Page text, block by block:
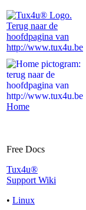
Home
Free Docs
Tux4u®
Support Wiki
• Linux